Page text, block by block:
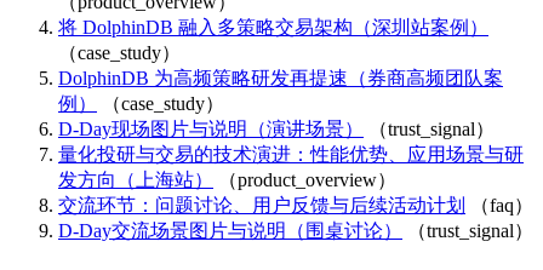
将 DolphinDB 融入多策略交易架构（深圳站案例）
（case_study）
DolphinDB 为高频策略研发再提速（券商高频团队案
例）
（case_study）
D-Day现场图片与说明（演讲场景）
（trust_signal）
量化投研与交易的技术演进：性能优势、应用场景与研
发方向（上海站）
（product_overview）
交流环节：问题讨论、用户反馈与后续活动计划
（faq）
D-Day交流场景图片与说明（围桌讨论）
（trust_signal）